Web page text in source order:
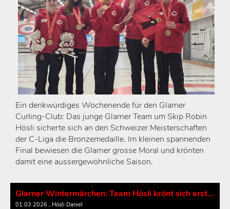
Ein denkwürdiges Wochenende für den Glarner
Curling-Club: Das junge Glarner Team um Skip Robin
Hösli sicherte sich an den Schweizer Meisterschaften
der C-Liga die Bronzemedaille. Im kleinen spannenden
Final bewiesen die Glarner grosse Moral und krönten
damit eine aussergewöhnliche Saison.
Glarner Wintermärchen: Team Hösli krönt sich erstmals zum Schweizer Meister!
01.03.2026 , Hösli Daniel